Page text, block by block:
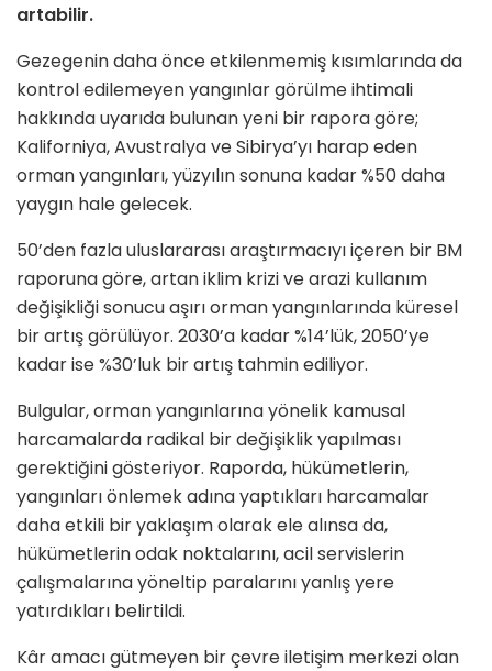
artabilir.
Gezegenin daha önce etkilenmemiş kısımlarında da
kontrol edilemeyen yangınlar görülme ihtimali
hakkında uyarıda bulunan yeni bir rapora göre;
Kaliforniya, Avustralya ve Sibirya’yı harap eden
orman yangınları, yüzyılın sonuna kadar %50 daha
yaygın hale gelecek.
50’den fazla uluslararası araştırmacıyı içeren bir BM
raporuna göre, artan iklim krizi ve arazi kullanım
değişikliği sonucu aşırı orman yangınlarında küresel
bir artış görülüyor. 2030’a kadar %14’lük, 2050’ye
kadar ise %30’luk bir artış tahmin ediliyor.
Bulgular, orman yangınlarına yönelik kamusal
harcamalarda radikal bir değişiklik yapılması
gerektiğini gösteriyor. Raporda, hükümetlerin,
yangınları önlemek adına yaptıkları harcamalar
daha etkili bir yaklaşım olarak ele alınsa da,
hükümetlerin odak noktalarını, acil servislerin
çalışmalarına yöneltip paralarını yanlış yere
yatırdıkları belirtildi.
Kâr amacı gütmeyen bir çevre iletişim merkezi olan